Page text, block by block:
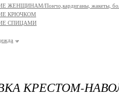
ЖЕНЩИНАМ/Пончо,кардиганы, жакеты,
КРЮЧКОМ
СПИЦАМИ
КРЕСТОМ-